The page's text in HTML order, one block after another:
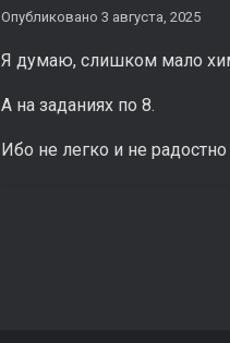
Опубликовано 3 августа, 2025
Я думаю, слишком мало
А на заданиях по 8.
Ибо не легко и не радостно